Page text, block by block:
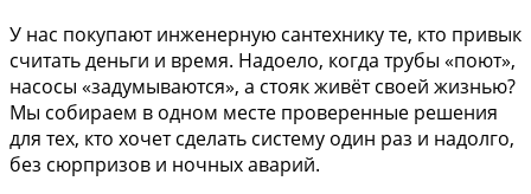
У нас покупают инженерную сантехнику те, кто привык
считать деньги и время. Надоело, когда трубы «поют»,
насосы «задумываются», а стояк живёт своей жизнью?
Мы собираем в одном месте проверенные решения
для тех, кто хочет сделать систему один раз и надолго,
без сюрпризов и ночных аварий.